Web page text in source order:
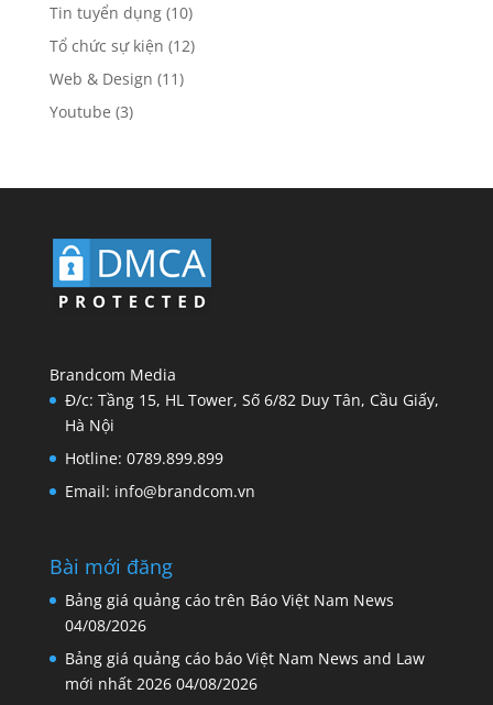
Tin tuyển dụng(10)
Tổ chức sự kiện (12)
Web & Design (11)
Youtube (3)
Brandcom Media
Đ/c: Tầng 15, HL Tower, Số 6/82 Duy Tân, Cầu Giấy,
Hà Nội
Hotline: 0789.899.899
Email: info@brandcom.vn
Bài mới đăng
Bảng giá quảng cáo trên Báo Việt Nam News
04/08/2026
Bảng giá quảng cáo báo Việt Nam News and Law
mới nhất 2026 04/08/2026